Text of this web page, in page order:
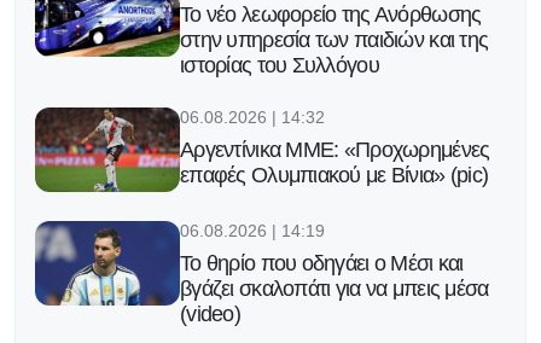
Το νέο λεωφορείο της Ανόρθωσης
στην υπηρεσία των παιδιών και της
ιστορίας του Συλλόγου
06.08.2026 | 14:32
Αργεντίνικα ΜΜΕ: «Προχωρημένες
επαφές Ολυμπιακού με Βίνια» (pic)
06.08.2026 | 14:19
Το θηρίο που οδηγάει ο Μέσι και
βγάζει σκαλοπάτι για να μπεις μέσα
(video)